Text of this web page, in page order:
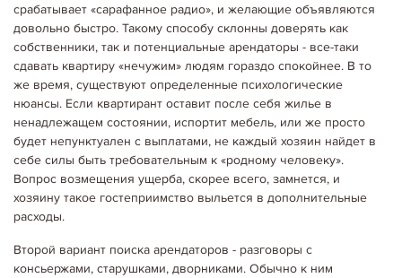
срабатывает «сарафанное радио», и желающие объявляются
довольно быстро. Такому способу склонны доверять как
собственники, так и потенциальные арендаторы - все-таки
сдавать квартиру «нечужим» людям гораздо спокойнее. В то
же время, существуют определенные психологические
нюансы. Если квартирант оставит после себя жилье в
ненадлежащем состоянии, испортит мебель, или же просто
будет непунктуален с выплатами, не каждый хозяин найдет в
себе силы быть требовательным к «родному человеку».
Вопрос возмещения ущерба, скорее всего, замнется, и
хозяину такое гостеприимство выльется в дополнительные
расходы.
Второй вариант поиска арендаторов - разговоры с
консьержами, старушками, дворниками. Обычно к ним